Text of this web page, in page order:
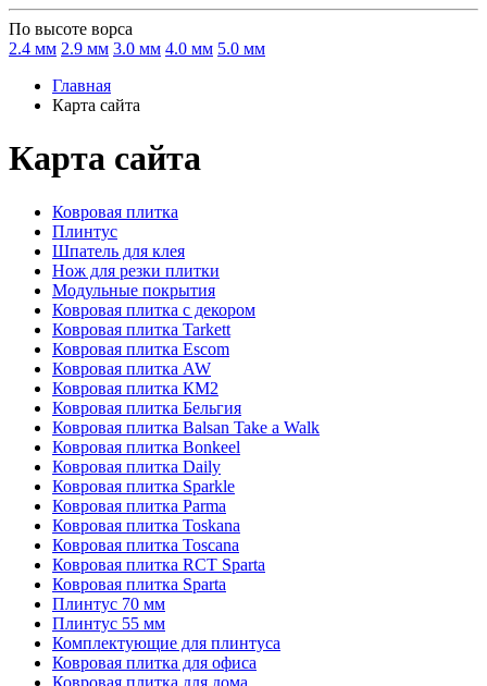
По высоте ворса
2.4 мм 2.9 мм 3.0 мм 4.0 мм 5.0 мм
Главная
Карта сайта
Карта сайта
Ковровая плитка
Плинтус
Шпатель для клея
Нож для резки плитки
Модульные покрытия
Ковровая плитка с декором
Ковровая плитка Tarkett
Ковровая плитка Escom
Ковровая плитка AW
Ковровая плитка КМ2
Ковровая плитка Бельгия
Ковровая плитка Balsan Take a Walk
Ковровая плитка Bonkeel
Ковровая плитка Daily
Ковровая плитка Sparkle
Ковровая плитка Parma
Ковровая плитка Toskana
Ковровая плитка Toscana
Ковровая плитка RCT Sparta
Ковровая плитка Sparta
Плинтус 70 мм
Плинтус 55 мм
Комплектующие для плинтуса
Ковровая плитка для офиса
Ковровая плитка для дома